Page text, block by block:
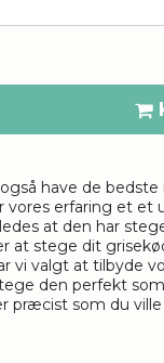
også have de
vores erfaring et
at den har
at stege dit
vi valgt at tilbyde
den perfekt
præcist som du